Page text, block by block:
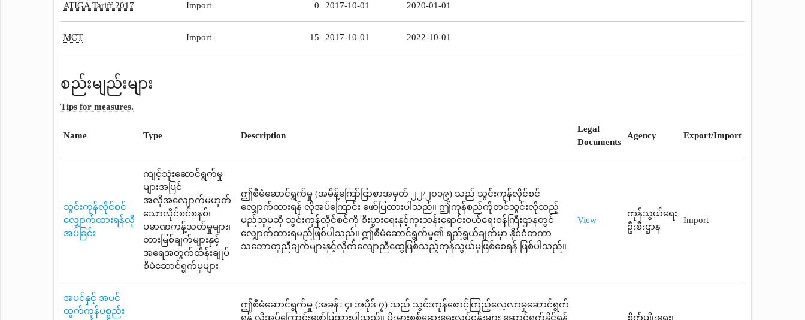
ATIGA Tariff 2017 Import 0 2017-10-01 2020-01-01
MCT Import 15 2017-10-01 2022-10-01
စည်းမျည်းများ
Tips for measures.
Name Type Description
Legal
Documents
Agency Export/Import
သွင်းကုန်လိုင်စင်
လျှောက်ထားရန်လို
အပ်ခြင်း
ကျင့်သုံးဆောင်ရွက်မှု
များအပြင်
အလိုအလျောက်မဟုတ်
သောလိုင်စင်စနစ်၊
ပမာဏကန့်သတ်မှုများ၊
တားမြစ်ချက်များနှင့်
အရေအတွက်ထိန်းချုပ်
စီမံဆောင်ရွက်မှုများ
ဤစီမံဆောင်ရွက်မှု (အမိန့်ကြော်ငြာစာအမှတ် ၂၂/၂၀၁၉) သည် သွင်းကုန်လိုင်စင်
လျှောက်ထားရန် လိုအပ်ကြောင်း ဖော်ပြထားပါသည်။ ဤကုန်စည်ကိုတင်သွင်းလိုသည့်
မည်သူမဆို သွင်းကုန်လိုင်စင်ကို စီးပွားရေးနှင့်ကူးသန်းရောင်းဝယ်ရေးဝန်ကြီးဌာနတွင်
လျှောက်ထားရမည်ဖြစ်ပါသည်။ ဤစီမံဆောင်ရွက်မှု၏ ရည်ရွယ်ချက်မှာ နိုင်ငံတကာ
သဘောတူညီချက်များနှင့်လိုက်လျောညီထွေဖြစ်သည့်ကုန်သွယ်မှုဖြစ်စေရန် ဖြစ်ပါသည်။
View
ကုန်သွယ်ရေး
ဦးစီးဌာန
Import
အပင်နှင့် အပင်
ထွက်ကုန်ပစ္စည်း
ဤစီမံဆောင်ရွက်မှု (အခန်း ၄၊ အပိုဒ် ၇) သည် သွင်းကုန်စောင့်ကြည့်လေ့လာမှုဆောင်ရွက်
ရန် လိုအပ်ကြောင်းဖော်ပြထားပါသည်။ ပိုးမွှားစစ်ဆေးရေးလုပ်ငန်းများ ဆောင်ရွက်နိုင်ရန်
စိုက်ပျိုးရေး၊